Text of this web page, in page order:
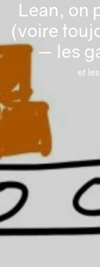
Lean, on
(voire
— les
et